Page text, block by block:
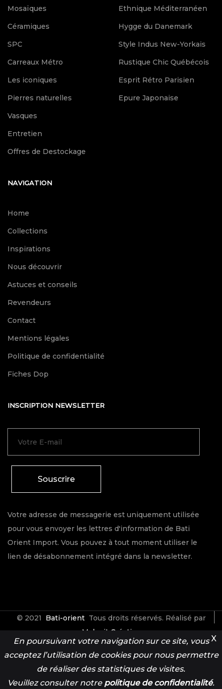
Mosaïques
Céramiques
SPC
Carreaux Métro
Les iconiques
Pierres naturelles
Vasques
Entretien
Offres de Destockage
Ethnique Méditerranéen
Hygge du Danemark
Style Indus New-Yorkais
Rustique Chic Québécois
Esprit Rétro Parisien
Epure Japonaise
NAVIGATION
Home
Collections
Inspirations
Nous découvrir
Astuces et conseils
Revendeurs
Contact
Mentions légales
Politique de confidentialité
Fiches Dop
INSCRIPTION NEWSLETTER
Souscrire
Votre adresse de messagerie est uniquement utilisée
pour vous envoyer les lettres d'information de Bati
Orient Import. Vous pouvez à tout moment utiliser le
lien de désabonnement intégré dans la newsletter.
© 2021 Bati-orient Tous droits réservés. Réalisé par
Make it Créative
Contact Espace Pro
En poursuivant votre navigation sur ce site, vous
acceptez l’utilisation de cookies pour nous permettre
de réaliser des statistiques de visites.
Veuillez consulter notre politique de confidentialité.
X